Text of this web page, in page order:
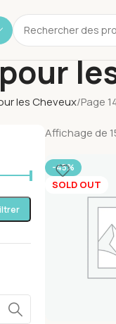
les Cheveux Page
Affichage de
-45%
SOLD OUT